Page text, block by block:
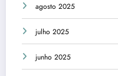
agosto 2025
julho 2025
junho 2025